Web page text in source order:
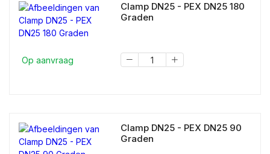
Op aanvraag
Clamp DN25 - PEX DN25 180
Graden
Clamp DN25 - PEX DN25 90
Graden